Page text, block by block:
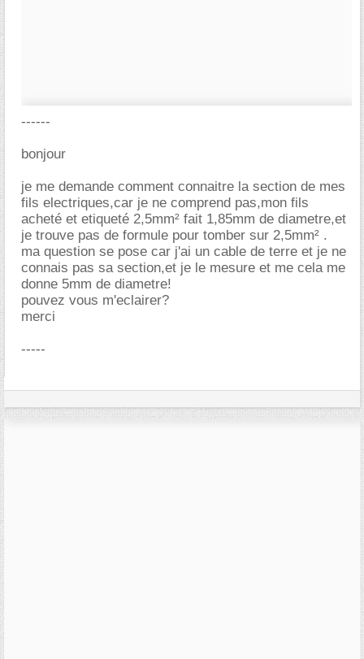
------
bonjour
je me demande comment connaitre la section de mes
fils electriques,car je ne comprend pas,mon fils
acheté et etiqueté 2,5mm² fait 1,85mm de diametre,et
je trouve pas de formule pour tomber sur 2,5mm² .
ma question se pose car j'ai un cable de terre et je ne
connais pas sa section,et je le mesure et me cela me
donne 5mm de diametre!
pouvez vous m'eclairer?
merci
-----